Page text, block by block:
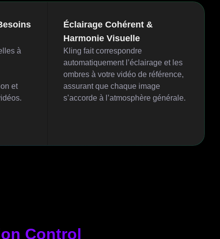
à
et
Éclairage Cohérent &
Harmonie Visuelle
Kling fait correspondre
automatiquement l’éclairage et les
ombres à votre vidéo de référence,
assurant que chaque image
s’accorde à l’atmosphère générale.
Control